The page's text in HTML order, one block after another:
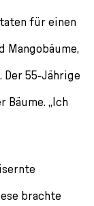
für einen
Mangobäume,
Der 55-Jährige
„Ich
brachte